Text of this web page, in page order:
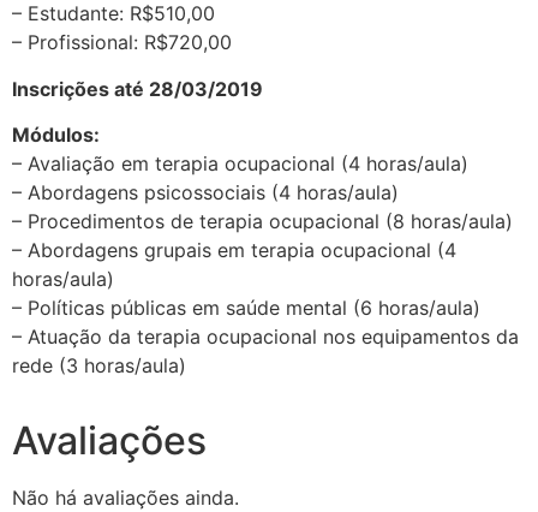
– Estudante: R$510,00
– Profissional: R$720,00
Inscrições até 28/03/2019
Módulos:
– Avaliação em terapia ocupacional (4 horas/aula)
– Abordagens psicossociais (4 horas/aula)
– Procedimentos de terapia ocupacional (8 horas/aula)
– Abordagens grupais em terapia ocupacional (4
horas/aula)
– Políticas públicas em saúde mental (6 horas/aula)
– Atuação da terapia ocupacional nos equipamentos da
rede (3 horas/aula)
Avaliações
Não há avaliações ainda.